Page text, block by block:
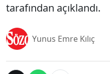
tarafından açıklandı.
Yunus Emre Kılıç